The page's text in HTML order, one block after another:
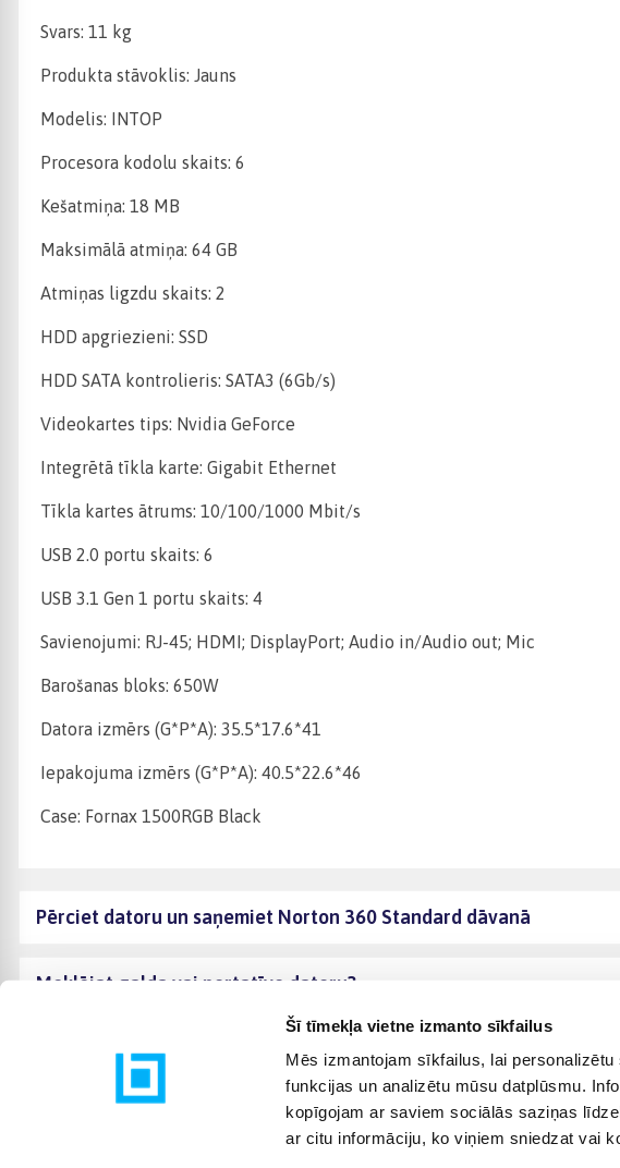
Šī tīmekļa vietne izmanto sīkfailus
Mēs izmantojam sīkfailus, lai
funkcijas un analizētu mūsu datplūsmu.
kopīgojam ar saviem sociālās saziņas
ar citu informāciju, ko viņiem sniedzat vai
Svars: 11 kg
Produkta stāvoklis: Jauns
Modelis: INTOP
Procesora kodolu skaits: 6
Kešatmiņa: 18 MB
Maksimālā atmiņa: 64 GB
Atmiņas ligzdu skaits: 2
HDD apgriezieni: SSD
HDD SATA kontrolieris: SATA3 (6Gb/s)
Videokartes tips: Nvidia GeForce
Integrētā tīkla karte: Gigabit Ethernet
Tīkla kartes ātrums: 10/100/1000 Mbit/s
USB 2.0 portu skaits: 6
USB 3.1 Gen 1 portu skaits: 4
Savienojumi: RJ-45; HDMI; DisplayPort; Audio in/Audio out; Mic
Barošanas bloks: 650W
Datora izmērs (G*P*A): 35.5*17.6*41
Iepakojuma izmērs (G*P*A): 40.5*22.6*46
Case: Fornax 1500RGB Black
Pērciet datoru un saņemiet Norton 360 Standard dāvanā
Meklējat galda vai portatīvo datoru?